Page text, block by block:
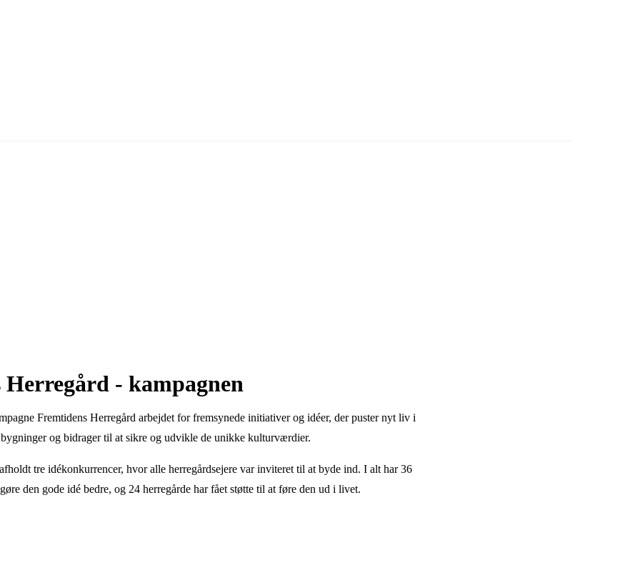
- kampagnen
Fremtidens Herregård arbejdet for fremsynede initiativer og idéer, der puster nyt liv i
bygninger og bidrager til at sikre og udvikle de unikke kulturværdier.
tre idékonkurrencer, hvor alle herregårdsejere var inviteret til at byde ind. I alt har 36
den gode idé bedre, og 24 herregårde har fået støtte til at føre den ud i livet.